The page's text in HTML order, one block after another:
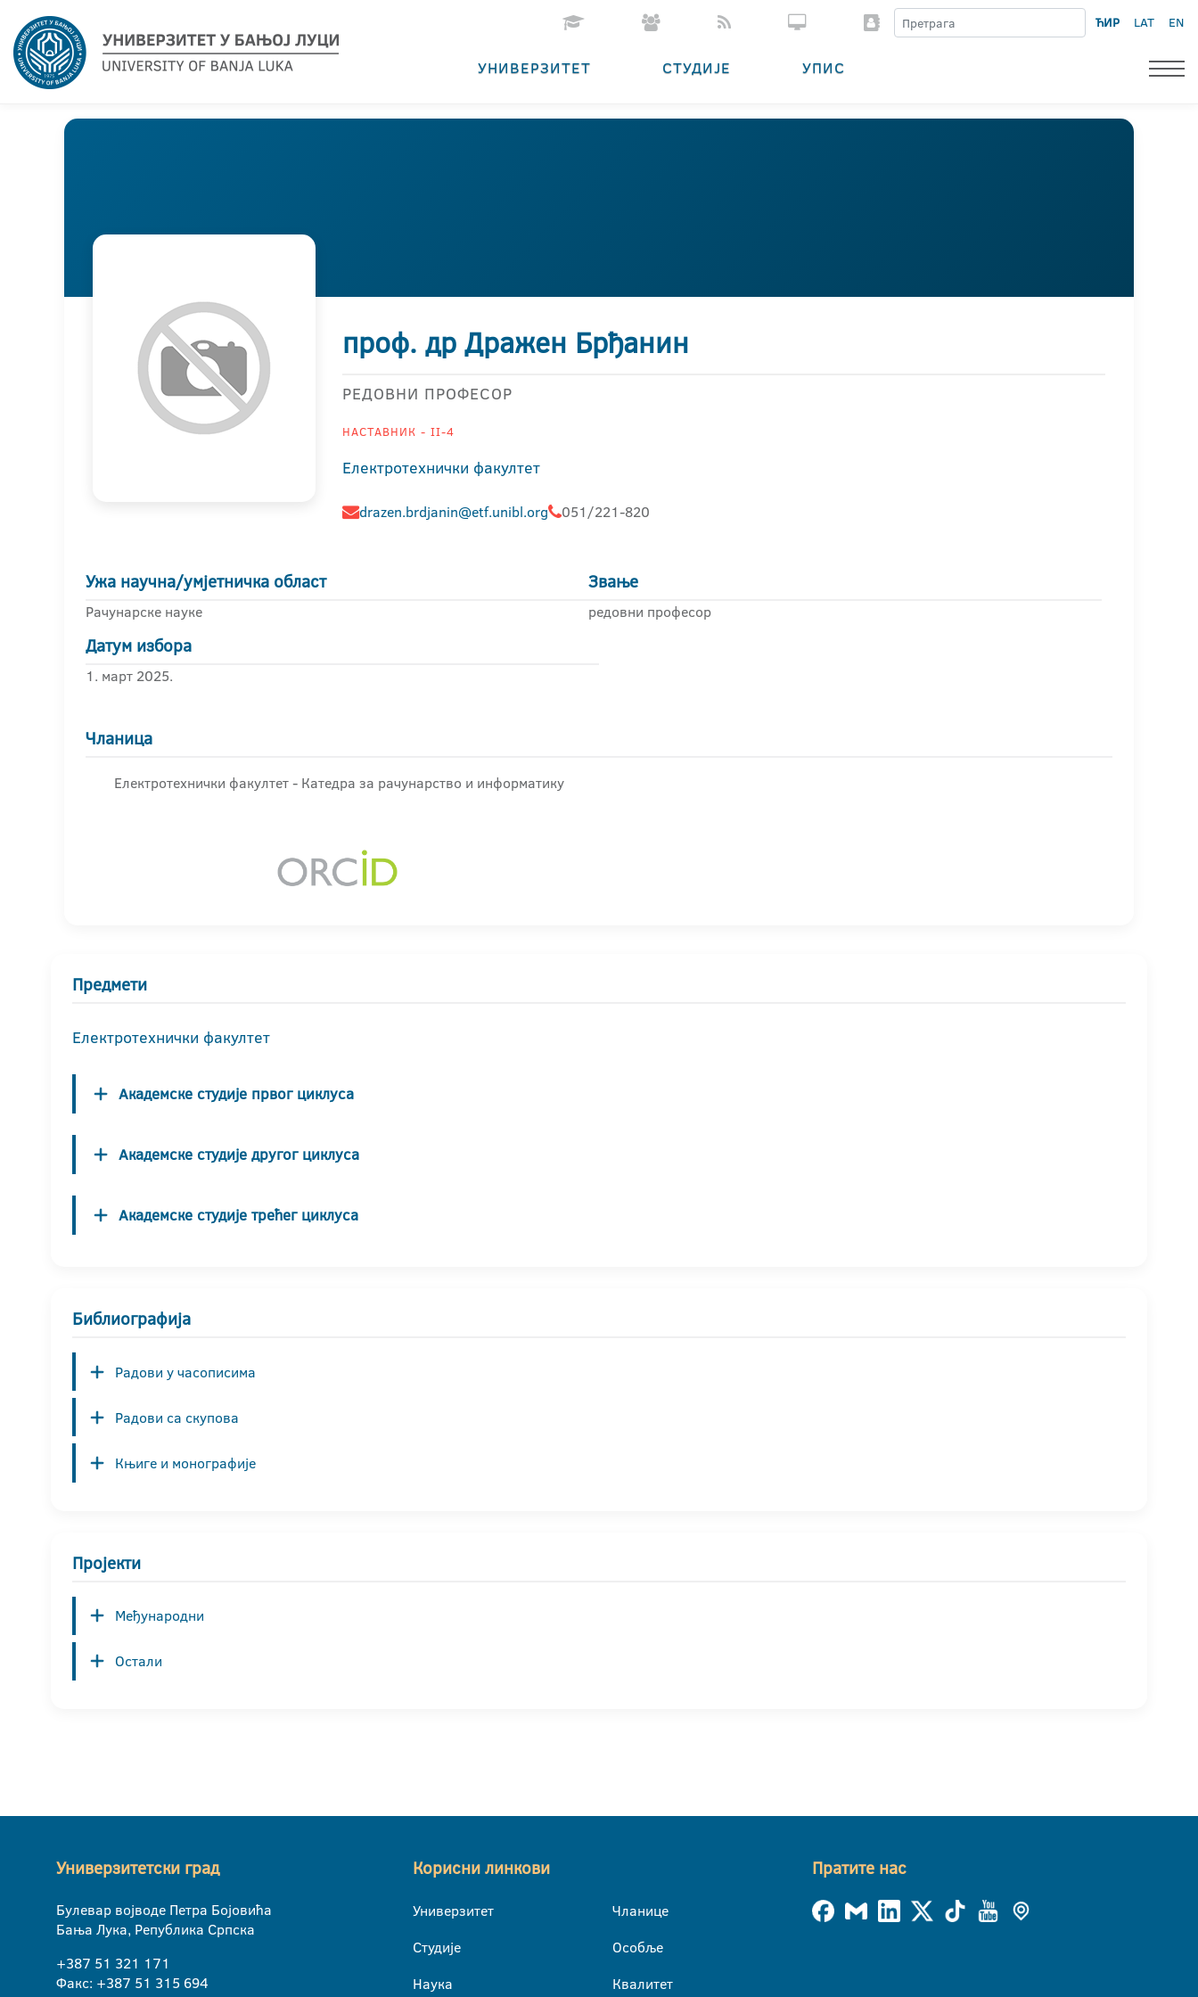
ЋИР LAT EN
УНИВЕРЗИТЕТ СТУДИЈЕ УПИС
проф. др Дражен Брђанин
РЕДОВНИ ПРОФЕСОР
НАСТАВНИК - II-4
Електротехнички факултет
drazen.brdjanin@etf.unibl.org 051/221-820
Ужа научна/умјетничка област
Рачунарске науке
Звање
редовни професор
Датум избора
1. март 2025.
Чланица
Електротехнички факултет - Катедра за рачунарство и информатику
Предмети
Електротехнички факултет
Академске студије првог циклуса
Академске студије другог циклуса
Академске студије трећег циклуса
Библиографија
Радови у часописима
Радови са скупова
Књиге и монографије
Пројекти
Међународни
Остали
Универзитетски град
Булевар војводе Петра Бојовића
Бања Лука, Република Српска
+387 51 321 171
Факс: +387 51 315 694
Корисни линкови
Универзитет
Студије
Наука
Чланице
Особље
Квалитет
Пратите нас